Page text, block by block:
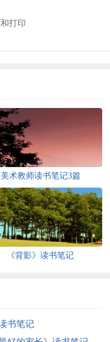
打印
美术教师读书笔记3篇
《背影》读书笔记
书笔记